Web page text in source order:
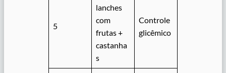
5
lanches
com
frutas +
castanha
s
Controle
glicêmico